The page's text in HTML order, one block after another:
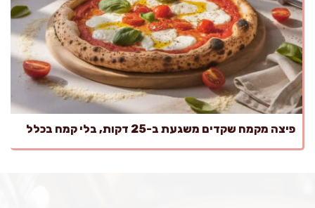
פיצה מקמח שקדים משגעת ב-25 דקות, בלי קמח בכלל